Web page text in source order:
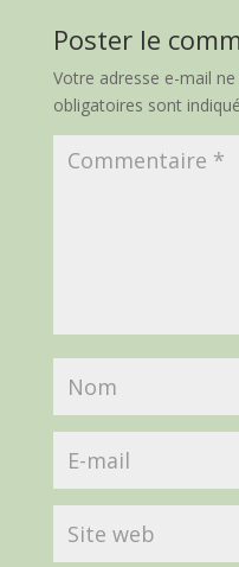
Poster le
Votre adresse e-mail
obligatoires sont